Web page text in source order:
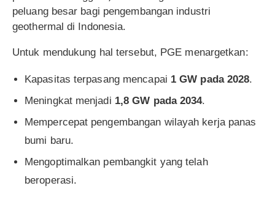
peluang besar bagi pengembangan industri
geothermal di Indonesia.
Untuk mendukung hal tersebut, PGE menargetkan:
Kapasitas terpasang mencapai 1 GW pada 2028.
Meningkat menjadi 1,8 GW pada 2034.
Mempercepat pengembangan wilayah kerja panas
bumi baru.
Mengoptimalkan pembangkit yang telah
beroperasi.